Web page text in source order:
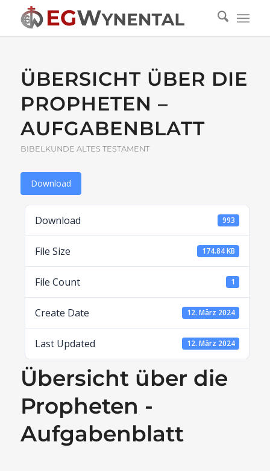
ÜBERSICHT ÜBER DIE
PROPHETEN –
AUFGABENBLATT
BIBELKUNDE ALTES TESTAMENT
Download
Download 993
File Size 174.84 KB
File Count 1
Create Date 12. März 2024
Last Updated 12. März 2024
Übersicht über die
Propheten -
Aufgabenblatt